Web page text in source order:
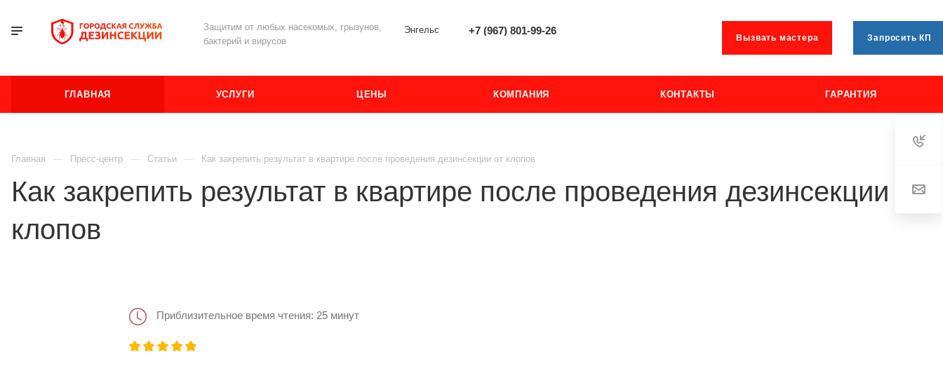
Защитим от любых насекомых, грызунов,
бактерий и вирусов
Энгельс +7 (967) 801-99-26
Вызвать мастера Запросить КП
ГЛАВНАЯ УСЛУГИ ЦЕНЫ КОМПАНИЯ КОНТАКТЫ ГАРАНТИЯ
Главная Пресс-центр Статьи Как закрепить результат в квартире после проведения дезинсекции от клопов
Как закрепить результат в квартире после проведения дезинсекции от
клопов
Приблизительное время чтения: 25 минут